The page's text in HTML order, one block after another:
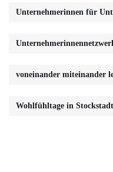
Unternehmerinnen für
voneinander miteinander
Wohlfühltage in Stockstadt